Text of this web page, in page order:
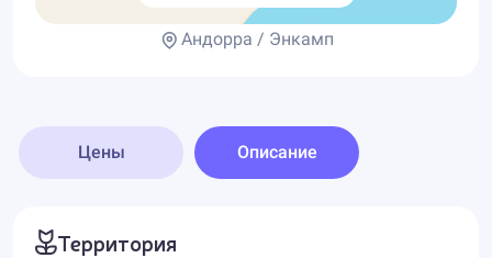
Андорра / Энкамп
Цены Описание
Территория